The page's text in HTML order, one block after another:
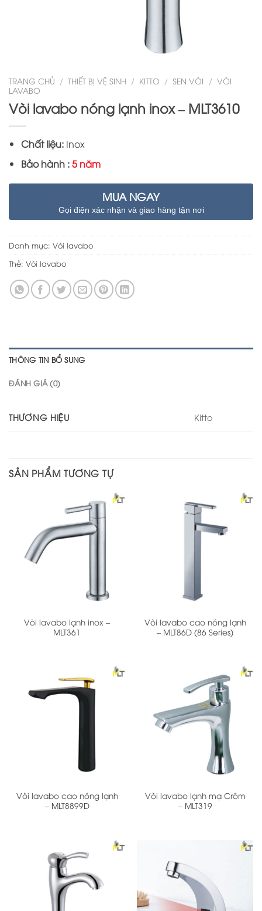
TRANG CHỦ / THIẾT BỊ VỆ SINH / KITTO / SEN VÒI / VÒI
LAVABO
Vòi lavabo nóng lạnh inox – MLT3610
Chất liệu: Inox
Bảo hành :5 năm
MUA NGAY
Gọi điện xác nhận và giao hàng tận nơi
Danh mục: Vòi lavabo
Thẻ: Vòi lavabo
THÔNG TIN BỔ SUNG
ĐÁNH GIÁ (0)
THƯƠNG HIỆU Kitto
SẢN PHẨM TƯƠNG TỰ
Vòi lavabo lạnh inox –
MLT361
Vòi lavabo cao nóng lạnh
– MLT86D (86 Series)
Vòi lavabo cao nóng lạnh
– MLT8899D
Vòi lavabo lạnh mạ Crôm
– MLT319